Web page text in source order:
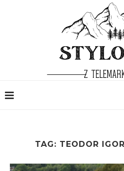
TAG: TEODOR